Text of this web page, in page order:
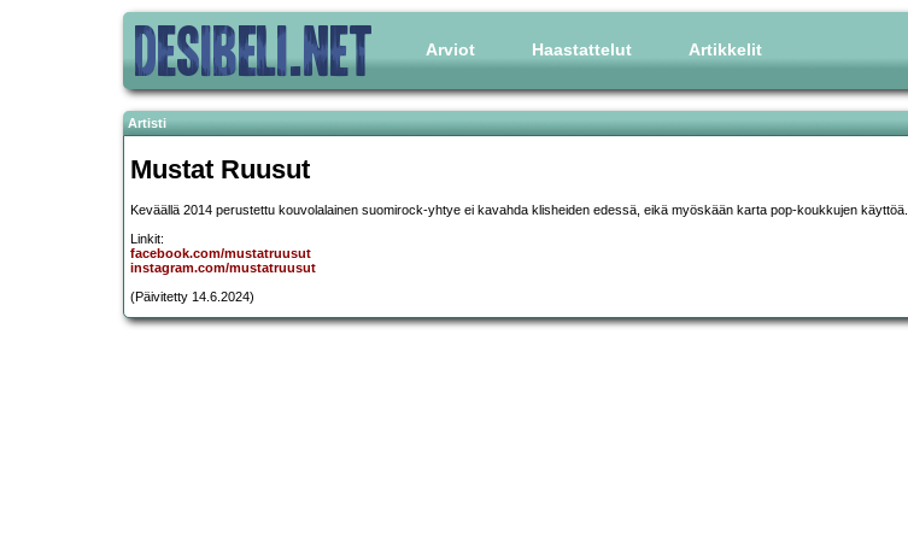
Arviot Haastattelut Artikkelit
Artisti
Mustat Ruusut
Keväällä 2014 perustettu kouvolalainen suomirock-yhtye ei kavahda klisheiden edessä, eikä myöskään karta pop-koukkujen käyttöä.
Linkit:
facebook.com/mustatruusut
instagram.com/mustatruusut
(Päivitetty 14.6.2024)